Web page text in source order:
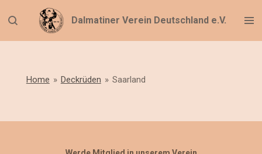
Hauptinhalt
Dalmatiner Verein Deutschland e.V.
Home » Deckrüden » Saarland